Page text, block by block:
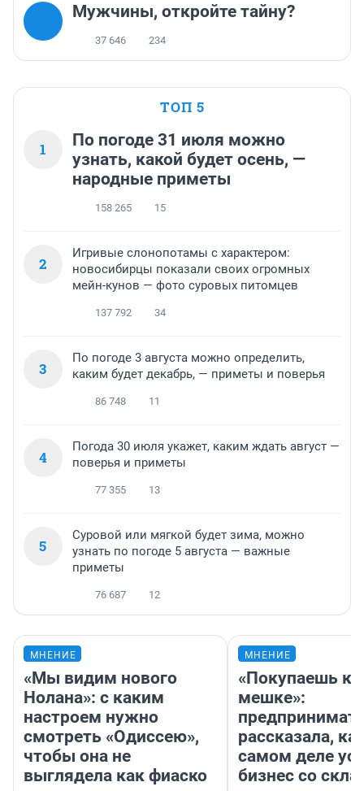
Мужчины, откройте тайну?
37 646 234
ТОП 5
1
По погоде 31 июля можно
узнать, какой будет осень, —
народные приметы
158 265 15
2
Игривые слонопотамы с характером:
новосибирцы показали своих огромных
мейн-кунов — фото суровых питомцев
137 792 34
3
По погоде 3 августа можно определить,
каким будет декабрь, — приметы и поверья
86 748 11
4
Погода 30 июля укажет, каким ждать август —
поверья и приметы
77 355 13
5
Суровой или мягкой будет зима, можно
узнать по погоде 5 августа — важные
приметы
76 687 12
МНЕНИЕ
«Мы видим нового
Нолана»: с каким
настроем нужно
смотреть «Одиссею»,
чтобы она не
выглядела как фиаско
МНЕНИЕ
«Покупаешь
мешке»:
рассказала,
самом деле
бизнес со